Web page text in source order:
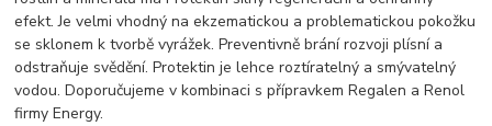
efekt. Je velmi vhodný na ekzematickou a problematickou pokožku
se sklonem k tvorbě vyrážek. Preventivně brání rozvoji plísní a
odstraňuje svědění. Protektin je lehce roztíratelný a smývatelný
vodou. Doporučujeme v kombinaci s přípravkem Regalen a Renol
firmy Energy.